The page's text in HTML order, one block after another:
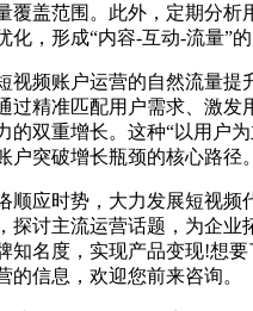
覆盖范围。此外，定期分析
化，形成“内容-互动-流量”的
频账户运营的自然流量提
过精准匹配用户需求、激发
的双重增长。这种“以用户
户突破增长瓶颈的核心路径。
应时势，大力发展短视频
探讨主流运营话题，为企业
知名度，实现产品变现!想
的信息，欢迎您前来咨询。